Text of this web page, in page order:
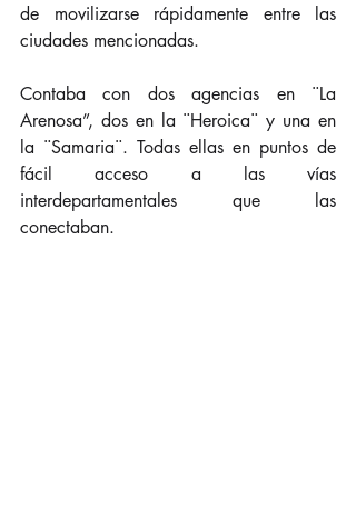
de movilizarse rápidamente entre las
ciudades mencionadas.
Contaba con dos agencias en ¨La
Arenosa”, dos en la ¨Heroica¨ y una en
la ¨Samaria¨. Todas ellas en puntos de
fácil acceso a las vías
interdepartamentales que las
conectaban.